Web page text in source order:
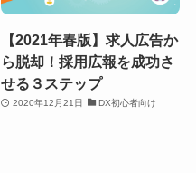
【2021年春版】求人広告か
ら脱却！採用広報を成功さ
せる３ステップ
2020年12月21日 DX初心者向け